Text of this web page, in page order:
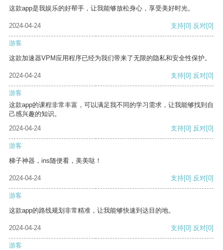
这款app是我娱乐的好帮手，让我能够放松身心，享受美好时光。
2024-04-24 支持[0] 反对[0]
游客
这款加速器VPM应用程序已经为我们带来了无限的隐私和安全性保护。
2024-04-24 支持[0] 反对[0]
游客
这款app的课程非常丰富，可以满足我不同的学习需求，让我能够找到自
己感兴趣的知识。
2024-04-24
支持[0] 反对[0]
游客
梯子神器，ins随便看，美美哒！
2024-04-24 支持[0] 反对[0]
游客
这款app的路线规划非常精准，让我能够快速到达目的地。
2024-04-24 支持[0] 反对[0]
游客